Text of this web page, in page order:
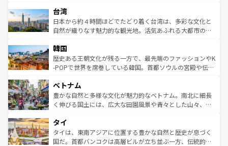
ならではの贅沢な旅のスタイルだ。 なお、新着のアメリカ
情報はコンテンツ一覧を参照してほしい。
れるおもてなしの心で訪れる人々を迎えてくれるハワイの
人々、おいしいローカルフードやハワイアンミュージッ
ク、伝統的なフラダンスなど、すべてがハワイの魅力を彩
ワイを、存分に味わってほしい。 なお、新着のハワイ情報
はコンテンツ一覧を参照してほしい。
リアリーフや大陸中央部にそびえるウルル（エアーズロッ
ク）、タスマニアの美しい原生林やケアンズの熱帯雨林な
ど、見どころがたくさん。また、カフェやワイン、オージ
いる。アクティビティも充実しており、サーフィンやダイ
ビング、ハイキングなど、アウトドア好きにはたまらな
い。オーストラリアの多彩な魅力を存分に味わいつくそ
参照してほしい。
台湾
日本から約４時間ほどでたどり着く台湾は、多彩な文化と
自然が織りなす魅力的な観光地。活気あふれる大都市の台
ン）、静ひつな山岳地帯である台湾東部など、都市の喧騒
と山間の静けさが共存しており、訪れる人に新しい発見と
驚きをもたらしてくれる。また、奥深い台湾の食文化も魅
容にもいいと評判のスイーツなど、バラエティ豊かな料理
が味わえる。 なお、新着の台湾情報は コンテンツ一覧を参
照してほしい。
韓国
歴史ある王朝文化が残る一方で、最先端のファッションやK
-POPで世界を席巻している韓国。首都ソウルの宮殿や伝統
き、地方に足を延ばせば四季折々の自然美を楽しむことが
できる。そして、キムチや焼肉、絶品のストリートフード
まで、さまざまな韓国料理が待っている。夜には、韓国な
リティに包まれながら、韓国の多彩な魅力を心ゆくまで味
わってみてほしい。 なお、新着の韓国情報はコンテンツ一
覧を参照してほしい。
ベトナム
豊かな自然と多様な文化が魅力的なベトナム。南北に細長
く伸びる国土には、広大な田園風景や青々とした山々、世
急速な発展と共に伝統が息づく。ハノイの古い町並みやホ
ーチミン市のフランス統治時代の建物も、独特の雰囲気を
醸し出している。また、バラエティの豊かさとおいしさで
タイ
タイは、東南アジアに位置する豊かな自然と歴史が息づく
国だ。首都バンコクは高層ビルが立ち並ぶ一方、伝統的な